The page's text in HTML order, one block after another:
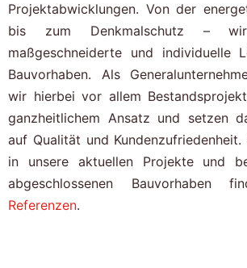
Projektabwicklungen. Von der
bis zum Denkmalschutz –
maßgeschneiderte und individuelle
Bauvorhaben. Als
wir hierbei vor allem
ganzheitlichem Ansatz und setzen
auf Qualität und
in unsere aktuellen Projekte und
abgeschlossenen Bauvorhaben
Referenzen.